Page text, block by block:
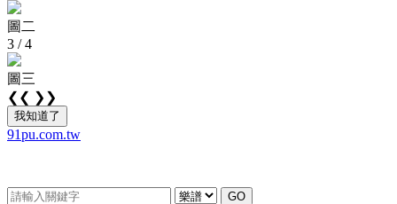
圖二
3 / 4
圖三
❮❮ ❯❯
我知道了
91pu.com.tw
GO